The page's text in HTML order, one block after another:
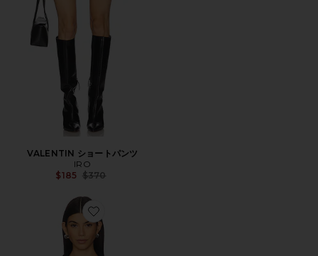
VALENTIN ショートパンツ
IRO
$185 Previous price:
$370
Favorite THOMAS ジャケット